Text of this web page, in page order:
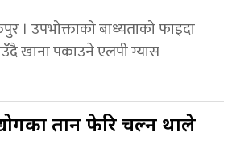
। उपभोक्ताको बाध्यताको फाइदा
खाना पकाउने एलपी ग्यास
तान फेरि चल्न थाले